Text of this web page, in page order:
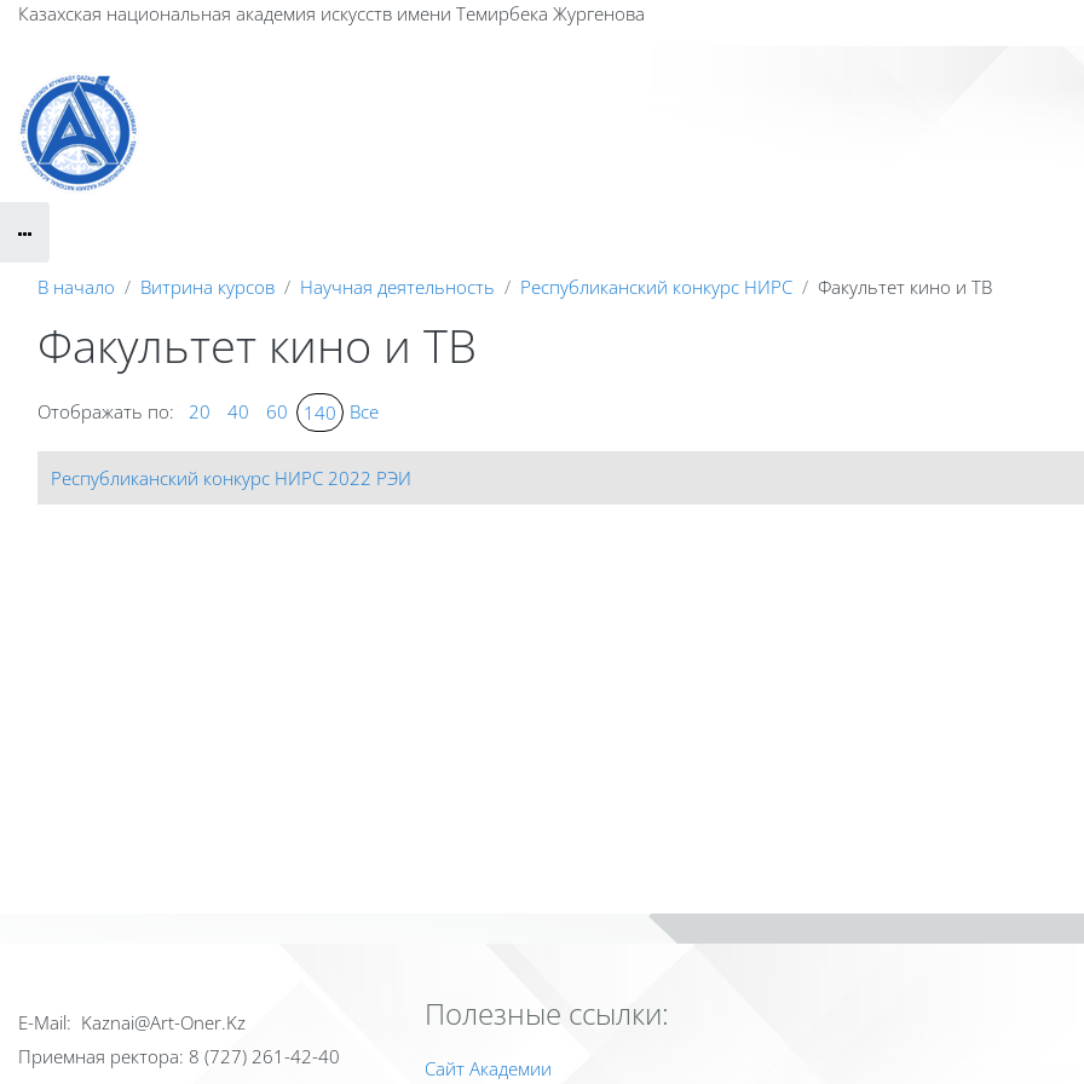
Перейти к основному содержанию
Казахская национальная академия искусств имени Темирбека Жургенова
В начало Витрина курсов Научная деятельность Республиканский конкурс НИРС Факультет кино и ТВ
Факультет кино и ТВ
Отображать по: 20 40 60 140 Все
Республиканский конкурс НИРС 2022 РЭИ
Е-Mail: Kaznai@Art-Oner.Kz
Приемная ректора: 8 (727) 261-42-40
Полезные ссылки:
Сайт Академии